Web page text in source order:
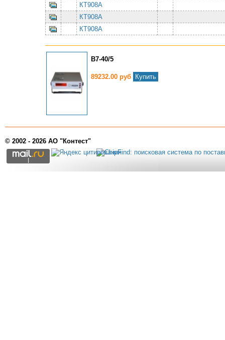
КТ908А
КТ908А
КТ908А
В7-40/5
89232.00 руб Купить
© 2002 - 2026 АО "Контест"